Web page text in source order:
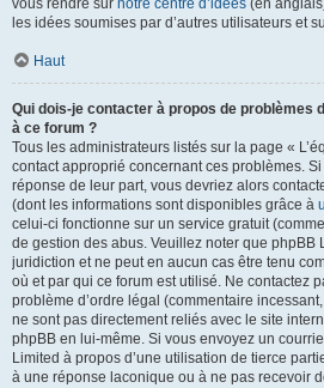
vous rendre sur notre centre d’idées (en
les idées soumises par d’autres utilisateurs et
Haut
Qui dois-je contacter à propos de problèmes
à ce forum ?
Tous les administrateurs listés sur la page «
contact approprié concernant ces problèmes.
réponse de leur part, vous devriez alors
(dont les informations sont disponibles grâce à
celui-ci fonctionne sur un service gratuit
de gestion des abus. Veuillez noter que phpBB
juridiction et ne peut en aucun cas être tenu
où et par qui ce forum est utilisé. Ne contactez
problème d’ordre légal (commentaire
ne sont pas directement reliés avec le site
phpBB en lui-même. Si vous envoyez un
Limited à propos d’une utilisation de tierce
à une réponse laconique ou à ne pas recevoir